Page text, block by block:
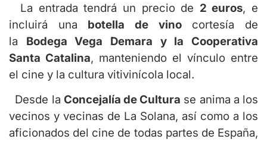
La entrada tendrá un precio de 2 euros, e
incluirá una botella de vinocortesía de
la Bodega Vega Demara y la Cooperativa
Santa Catalina, manteniendo el vínculo entre
el cine y la cultura vitivinícola local.
Desde la Concejalía de Cultura se anima a los
vecinos y vecinas de La Solana, así como a los
aficionados del cine de todas partes de España,